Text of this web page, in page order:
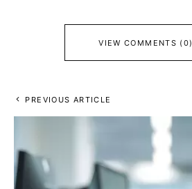
VIEW COMMENTS (0)
PREVIOUS ARTICLE